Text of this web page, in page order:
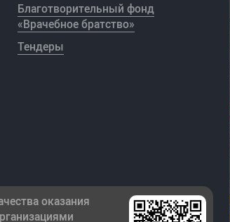
Благотворительный фонд
«Врачебное братство»
Тендеры
оказания